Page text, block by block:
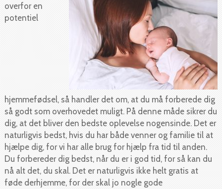
overfor en
potentiel
hjemmefødsel, så handler det om, at du må forberede dig
så godt som overhovedet muligt. På denne måde sikrer du
dig, at det bliver den bedste oplevelse nogensinde. Det er
naturligvis bedst, hvis du har både venner og familie til at
hjælpe dig, for vi har alle brug for hjælp fra tid til anden.
Du forbereder dig bedst, når du er i god tid, for så kan du
nå alt det, du skal. Det er naturligvis ikke helt gratis at
føde derhjemme, for der skal jo nogle gode